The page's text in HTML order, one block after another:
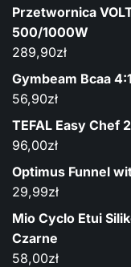
Przetwornica
500/1000W
289,90zł
Gymbeam Bcaa
56,90zł
TEFAL Easy Chef
96,00zł
Optimus Funnel
29,99zł
Mio Cyclo Etui
Czarne
58,00zł